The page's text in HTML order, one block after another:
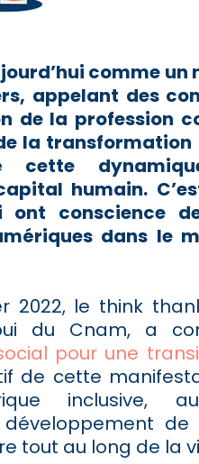
comme un
appelant des
de la profession
la
cette
humain.
conscience
dans le
2022, le think
du Cnam, a
pour une
de cette
inclusive,
de
tout au long de la